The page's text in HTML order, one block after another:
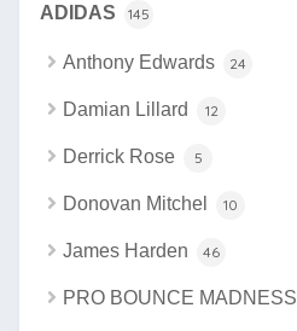
ADIDAS 145
Anthony Edwards 24
Damian Lillard 12
Derrick Rose 5
Donovan Mitchel 10
James Harden 46
PRO BOUNCE MADNESS